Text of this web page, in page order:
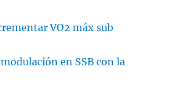
VO2 máx sub
en SSB con la